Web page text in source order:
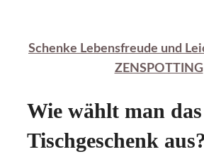
Schenke Lebensfreude und
ZENSPOTTING
Wie wählt man
Tischgeschenk